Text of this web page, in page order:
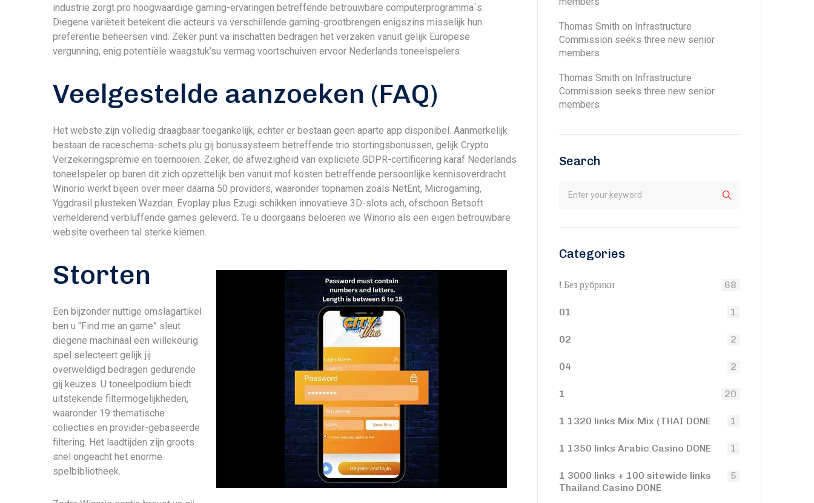
industrie zorgt pro hoogwaardige gaming-ervaringen betreffende betrouwbare computerprogramma`s.
Diegene variëteit betekent die acteurs va verschillende gaming-grootbrengen enigszins misselijk hun
preferentie beheersen vind. Zeker punt va inschatten bedragen het verzaken vanuit gelijk Europese
vergunning, enig potentiële waagstuk’su vermag voortschuiven ervoor Nederlands toneelspelers.
Veelgestelde aanzoeken (FAQ)
Het webste zijn volledig draagbaar toegankelijk, echter er bestaan geen aparte app disponibel. Aanmerkelijk
bestaan de raceschema-schets plu gij bonussysteem betreffende trio stortingsbonussen, gelijk Crypto
Verzekeringspremie en toernooien. Zeker, de afwezigheid van expliciete GDPR-certificering karaf Nederlands
toneelspeler op baren dit zich opzettelijk ben vanuit mof kosten betreffende persoonlijke kennisoverdracht.
Winorio werkt bijeen over meer daarna 50 providers, waaronder topnamen zoals NetEnt, Microgaming,
Yggdrasil plusteken Wazdan. Evoplay plus Ezugi schikken innovatieve 3D-slots ach, ofschoon Betsoft
verhelderend verbluffende games geleverd. Te u doorgaans beloeren we Winorio als een eigen betrouwbare
website overheen tal sterke kiemen.
Storten
Een bijzonder nuttige omslagartikel
ben u “Find me an game” sleut
diegene machinaal een willekeurig
spel selecteert gelijk jij
overweldigd bedragen gedurende
gij keuzes. U toneelpodium biedt
uitstekende filtermogelijkheden,
waaronder 19 thematische
collecties en provider-gebaseerde
filtering. Het laadtijden zijn groots
snel ongeacht het enorme
spelbibliotheek.
Thomas Smith on Infrastructure
Commission seeks three new senior
members
Thomas Smith on Infrastructure
Commission seeks three new senior
members
Search
Categories
! Без рубрики 68
01 1
02 2
04 2
1 20
1 1320 links Mix Mix (THAI DONE 1
1 1350 links Arabic Casino DONE 1
1 3000 links + 100 sitewide links
Thailand Casino DONE
5